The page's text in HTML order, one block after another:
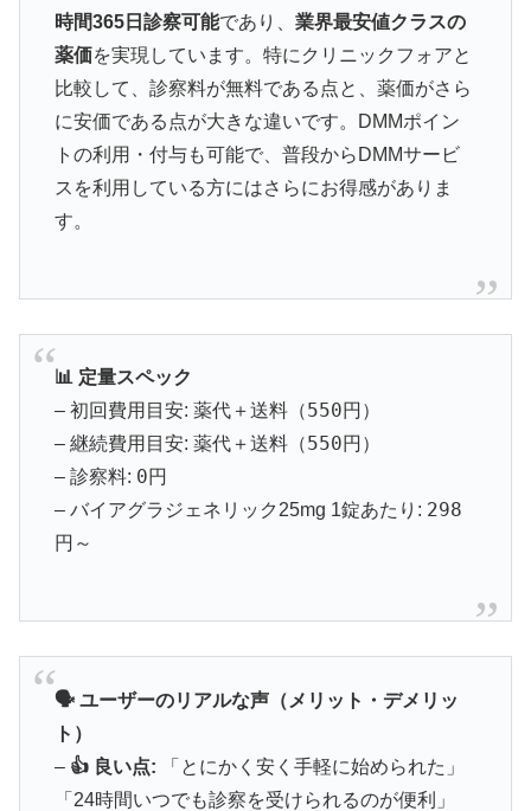
⚡ バルデナエイト：即効性15分の高速効果型
🚀 15分〜30分 で効果実感の即効タイプ
レビトラと同成分で最短15分の即効性が特徴。急な
機会にも対応できる頼もしいパートナーです。
バルデナエイトで効果チェック
🕐 タダライト：24時間持続の週末パートナ
⏰ 24〜36時間 の長時間効果持続
💰
10錠 1,870円〜 （1錠187円）
時間365日診察可能であり、 業界最安値クラスの
薬価を実現しています。特にクリニックフォアと
比較して、診察料が無料である点と、薬価がさら
に安価である点が大きな違いです。DMMポイン
トの利用・付与も可能で、普段からDMMサービ
スを利用している方にはさらにお得感がありま
す。
📊 定量スペック
– 初回費用目安: 薬代＋送料（550円）
– 継続費用目安: 薬代＋送料（550円）
– 診察料: 0円
– バイアグラジェネリック25mg 1錠あたり: 298
円～
🗣️ ユーザーのリアルな声（メリット・デメリッ
ト）
– 👍 良い点: 「とにかく安く手軽に始められた」
「24時間いつでも診察を受けられるのが便利」